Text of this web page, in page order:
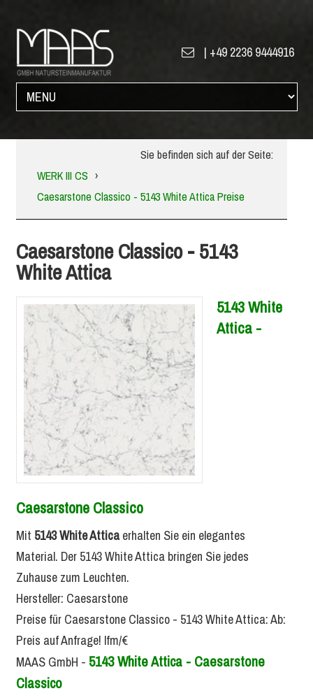
| +49 2236 9444916
Sie befinden sich auf der Seite:
WERK III CS ›
Caesarstone Classico - 5143 White Attica Preise
Caesarstone Classico - 5143
White Attica
5143 White
Attica -
Caesarstone Classico
Mit 5143 White Atticaerhalten Sie ein elegantes
Material. Der 5143 White Attica bringen Sie jedes
Zuhause zum Leuchten.
Hersteller: Caesarstone
Preise für Caesarstone Classico - 5143 White Attica:Ab:
Preis auf Anfrage! lfm/€
MAAS GmbH - 5143 White Attica - Caesarstone
Classico